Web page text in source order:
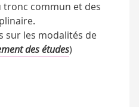
tronc commun et des
sur les modalités de
des études)